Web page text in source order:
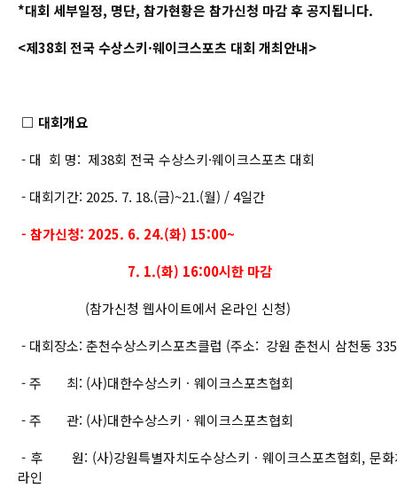
*대회 세부일정, 명단, 참가현황은 참가신청 마감 후 공지됩니다.
<제38회 전국 수상스키·웨이크스포츠 대회 개최안내>
□ 대회개요
- 대 회 명: 제38회 전국 수상스키·웨이크스포츠 대회
- 대회기간: 2025. 7. 18.(금)~21.(월) / 4일간
- 참가신청: 2025. 6. 24.(화) 15:00~
7. 1.(화) 16:00시한 마감
(참가신청 웹사이트에서 온라인 신청)
- 대회장소: 춘천수상스키스포츠클럽 (주소: 강원 춘천시 삼천동
- 주 최: (사)대한수상스키ㆍ웨이크스포츠협회
- 주 관: (사)대한수상스키ㆍ웨이크스포츠협회
- 후 원: (사)강원특별자치도수상스키ㆍ웨이크스포츠협회, 문화
라인